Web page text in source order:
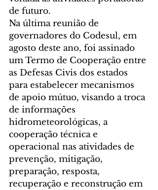
de futuro.
Na última reunião de
governadores do Codesul, em
agosto deste ano, foi assinado
um Termo de Cooperação entre
as Defesas Civis dos estados
para estabelecer mecanismos
de apoio mútuo, visando a troca
de informações
hidrometeorológicas, a
cooperação técnica e
operacional nas atividades de
prevenção, mitigação,
preparação, resposta,
recuperação e reconstrução em